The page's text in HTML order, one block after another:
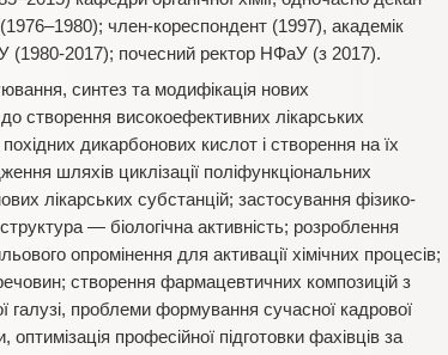
член-кореспондент (1997), академік
2017); почесний ректор НФаУ (з 2017).
синтез та модифікація нових
до створення високоефективних лікарських
дикарбонових кислот і створення на їх
шляхів циклізації поліфункціональних
лікарських субстанцій; застосування фізико-
— біологічна активність; розроблення
опромінення для активації хімічних процесів;
створення фармацевтичних композицій з
галузі, проблеми формування сучасної кадрової
оптимізація професійної підготовки фахівців за